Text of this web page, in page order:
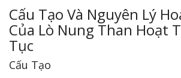
Cấu Tạo Và Nguyên Lý
Của Lò Nung Than Hoạt
Tục
Cấu Tạo